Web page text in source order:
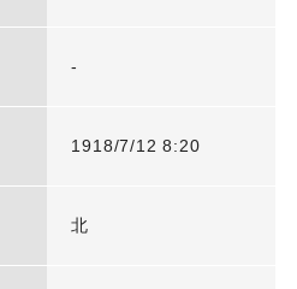
-
1918/7/12 8:20
北